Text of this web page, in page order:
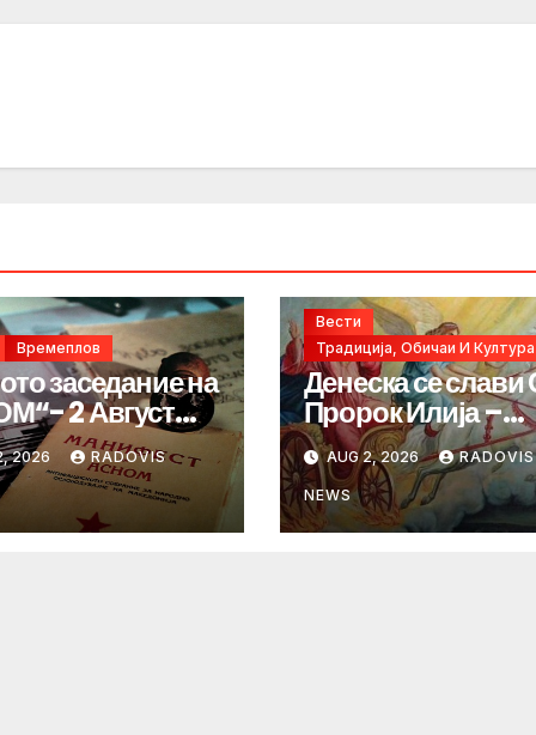
Времеплов
заседание на
2 Август
2026 RADOVIS
Вести
Традиција, Обичаи И Култура
Денеска се слави
Пророк Илија –
„ИЛИНДЕН“
AUG 2, 2026 RADOVIS
NEWS